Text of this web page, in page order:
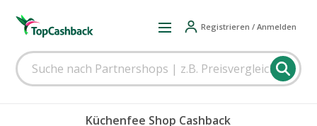
Registrieren / Anmelden
Küchenfee Shop Cashback